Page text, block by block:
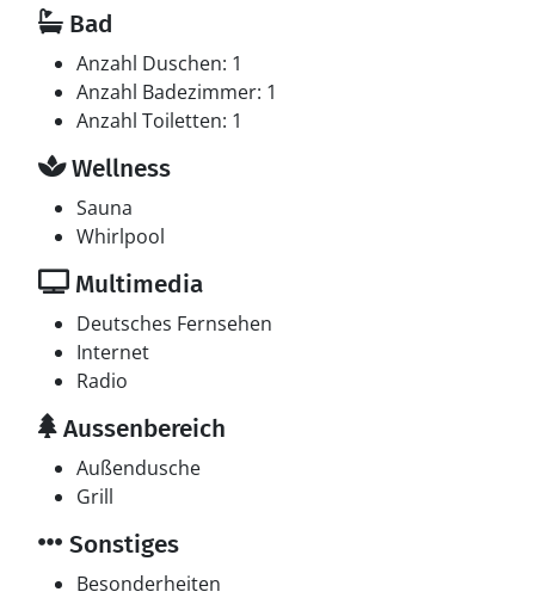
Bad
Anzahl Duschen: 1
Anzahl Badezimmer: 1
Anzahl Toiletten: 1
Wellness
Sauna
Whirlpool
Multimedia
Deutsches Fernsehen
Internet
Radio
Aussenbereich
Außendusche
Grill
Sonstiges
Besonderheiten